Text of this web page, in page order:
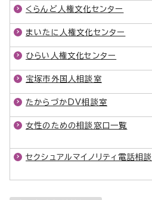
くらんど人権文化センター
まいたに人権文化センター
ひらい人権文化センター
宝塚市外国人相談室
たからづかDV相談室
女性のための相談窓口一覧
セクシュアルマイノリティ電話相談